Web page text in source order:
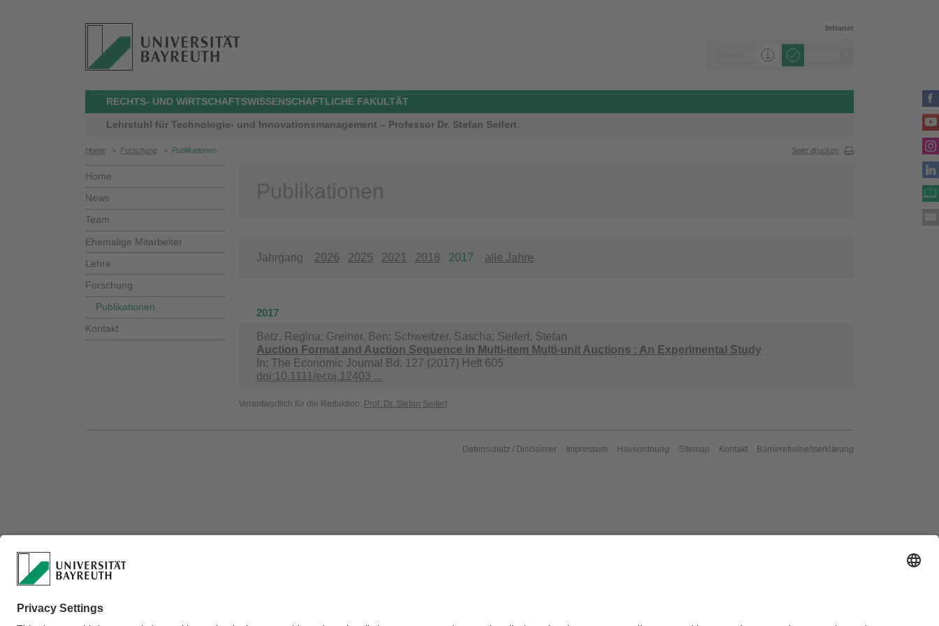
Intranet
RECHTS- UND WIRTSCHAFTSWISSENSCHAFTLICHE FAKULTÄT
Lehrstuhl für Technologie- und Innovationsmanagement – Professor Dr. Stefan Seifert
Home > Forschung > Publikationen Seite drucken
Home
News
Team
Ehemalige Mitarbeiter
Lehre
Forschung
Publikationen
Kontakt
Publikationen
Jahrgang 2026 2025 2021 2018 2017 alle Jahre
2017
Betz, Regina; Greiner, Ben; Schweitzer, Sascha; Seifert, Stefan
Auction Format and Auction Sequence in Multi-item Multi-unit Auctions : An Experimental Study
In: The Economic Journal Bd. 127 (2017) Heft 605
doi:10.1111/ecoj.12403 ...
Verantwortlich für die Redaktion: Prof. Dr. Stefan Seifert
Datenschutz / Disclaimer Impressum Hausordnung Sitemap Kontakt Barrierefreiheitserklärung